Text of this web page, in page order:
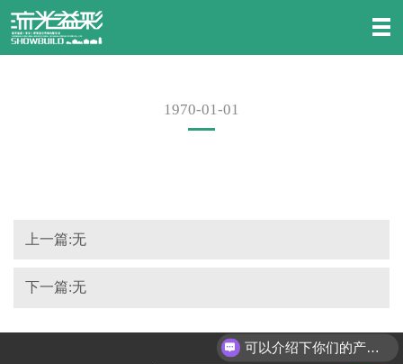
1970-01-01
上一篇:无
下一篇:无
可以介绍下你们的产品么？